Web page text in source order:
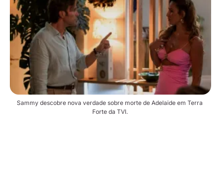
Sammy descobre nova verdade sobre morte de Adelaide em Terra
Forte da TVI.